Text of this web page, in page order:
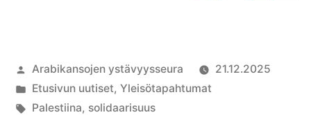
Artikkelin
julkaisija
on
Arabikansojen ystävyysseura
21.12.2025
Julkaistu
kategoriassa
Etusivun uutiset, Yleisötapahtumat
Avainsanat:
Palestiina, solidaarisuus